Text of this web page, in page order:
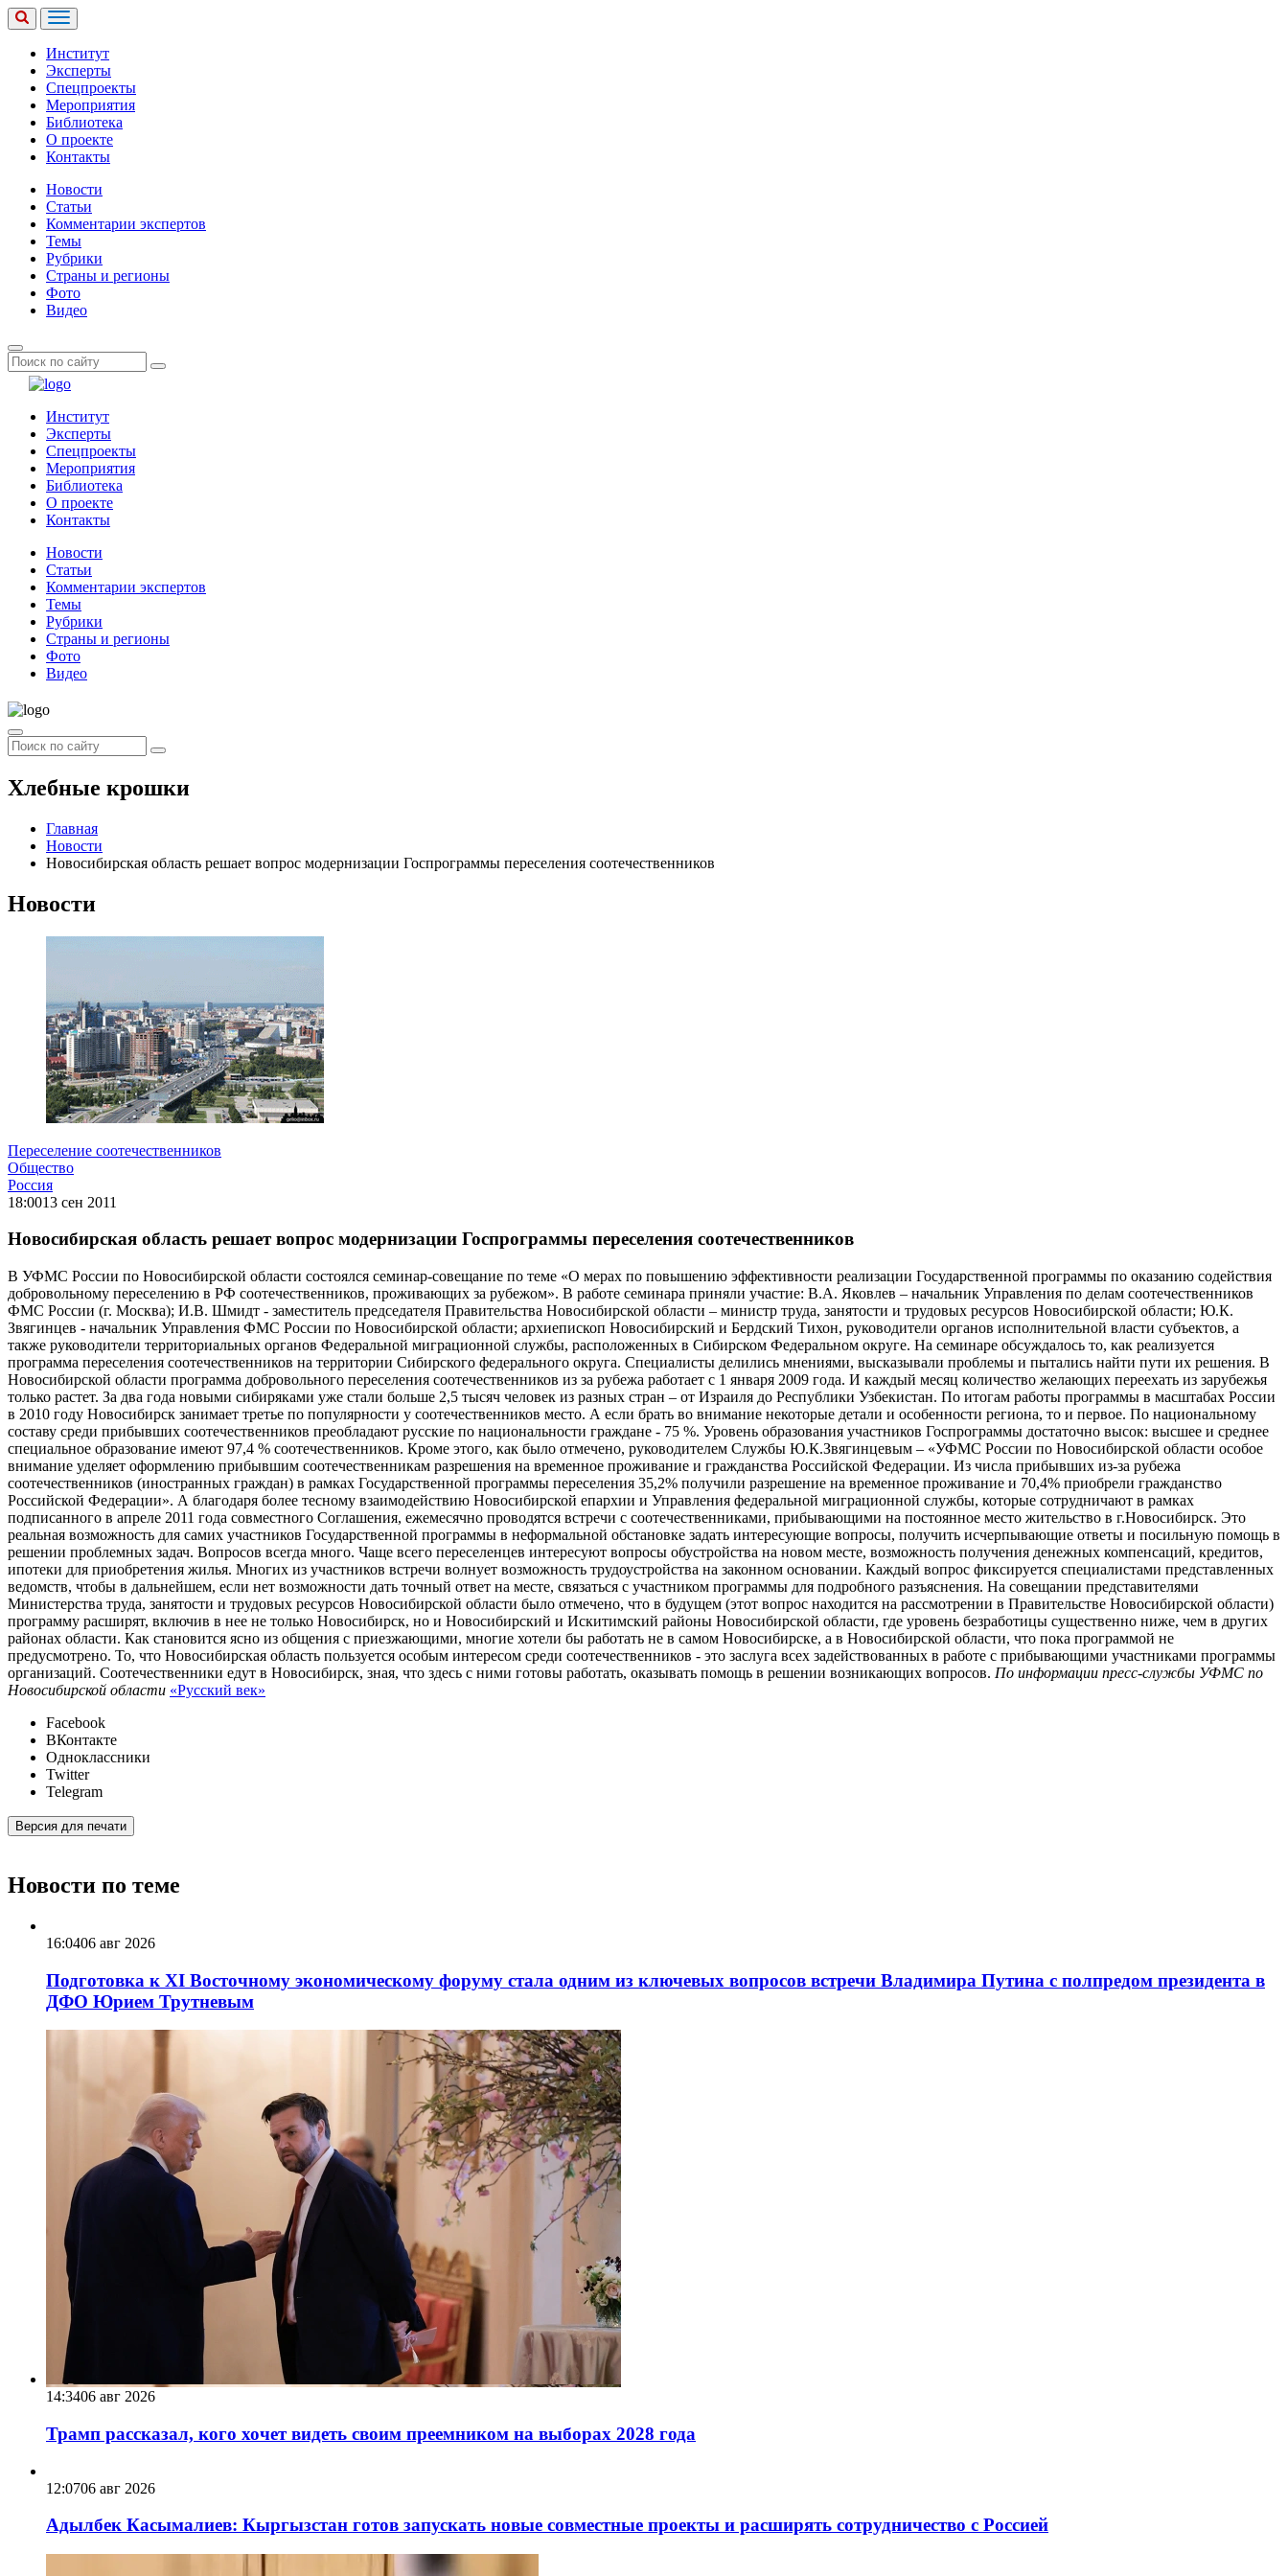
Институт
Эксперты
Спецпроекты
Мероприятия
Библиотека
О проекте
Контакты
Новости
Статьи
Комментарии экспертов
Темы
Рубрики
Страны и регионы
Фото
Видео
Институт
Эксперты
Спецпроекты
Мероприятия
Библиотека
О проекте
Контакты
Новости
Статьи
Комментарии экспертов
Темы
Рубрики
Страны и регионы
Фото
Видео
Хлебные крошки
Главная
Новости
Новосибирская область решает вопрос модернизации Госпрограммы переселения соотечественников
Новости
Переселение соотечественников
Общество
Россия
18:0013 сен 2011
Новосибирская область решает вопрос модернизации Госпрограммы переселения соотечественников
В УФМС России по Новосибирской области состоялся семинар-совещание по теме «О мерах по повышению эффективности реализации Государственной программы по оказанию содействия
добровольному переселению в РФ соотечественников, проживающих за рубежом». В работе семинара приняли участие: В.А. Яковлев – начальник Управления по делам соотечественников
ФМС России (г. Москва); И.В. Шмидт - заместитель председателя Правительства Новосибирской области – министр труда, занятости и трудовых ресурсов Новосибирской области; Ю.К.
Звягинцев - начальник Управления ФМС России по Новосибирской области; архиепископ Новосибирский и Бердский Тихон, руководители органов исполнительной власти субъектов, а
также руководители территориальных органов Федеральной миграционной службы, расположенных в Сибирском Федеральном округе. На семинаре обсуждалось то, как реализуется
программа переселения соотечественников на территории Сибирского федерального округа. Специалисты делились мнениями, высказывали проблемы и пытались найти пути их решения. В
Новосибирской области программа добровольного переселения соотечественников из за рубежа работает с 1 января 2009 года. И каждый месяц количество желающих переехать из зарубежья
только растет. За два года новыми сибиряками уже стали больше 2,5 тысяч человек из разных стран – от Израиля до Республики Узбекистан. По итогам работы программы в масштабах России
в 2010 году Новосибирск занимает третье по популярности у соотечественников место. А если брать во внимание некоторые детали и особенности региона, то и первое. По национальному
составу среди прибывших соотечественников преобладают русские по национальности граждане - 75 %. Уровень образования участников Госпрограммы достаточно высок: высшее и среднее
специальное образование имеют 97,4 % соотечественников. Кроме этого, как было отмечено, руководителем Службы Ю.К.Звягинцевым – «УФМС России по Новосибирской области особое
внимание уделяет оформлению прибывшим соотечественникам разрешения на временное проживание и гражданства Российской Федерации. Из числа прибывших из-за рубежа
соотечественников (иностранных граждан) в рамках Государственной программы переселения 35,2% получили разрешение на временное проживание и 70,4% приобрели гражданство
Российской Федерации». А благодаря более тесному взаимодействию Новосибирской епархии и Управления федеральной миграционной службы, которые сотрудничают в рамках
подписанного в апреле 2011 года совместного Соглашения, ежемесячно проводятся встречи с соотечественниками, прибывающими на постоянное место жительство в г.Новосибирск. Это
реальная возможность для самих участников Государственной программы в неформальной обстановке задать интересующие вопросы, получить исчерпывающие ответы и посильную помощь в
решении проблемных задач. Вопросов всегда много. Чаще всего переселенцев интересуют вопросы обустройства на новом месте, возможность получения денежных компенсаций, кредитов,
ипотеки для приобретения жилья. Многих из участников встречи волнует возможность трудоустройства на законном основании. Каждый вопрос фиксируется специалистами представленных
ведомств, чтобы в дальнейшем, если нет возможности дать точный ответ на месте, связаться с участником программы для подробного разъяснения. На совещании представителями
Министерства труда, занятости и трудовых ресурсов Новосибирской области было отмечено, что в будущем (этот вопрос находится на рассмотрении в Правительстве Новосибирской области)
программу расширят, включив в нее не только Новосибирск, но и Новосибирский и Искитимский районы Новосибирской области, где уровень безработицы существенно ниже, чем в других
районах области. Как становится ясно из общения с приезжающими, многие хотели бы работать не в самом Новосибирске, а в Новосибирской области, что пока программой не
предусмотрено. То, что Новосибирская область пользуется особым интересом среди соотечественников - это заслуга всех задействованных в работе с прибывающими участниками программы
организаций. Соотечественники едут в Новосибирск, зная, что здесь с ними готовы работать, оказывать помощь в решении возникающих вопросов. По информации пресс-службы УФМС по
Новосибирской области «Русский век»
Facebook
ВКонтакте
Одноклассники
Twitter
Telegram
Версия для печати
Новости по теме
16:0406 авг 2026
Подготовка к XI Восточному экономическому форуму стала одним из ключевых вопросов встречи Владимира Путина с полпредом президента в
ДФО Юрием Трутневым
14:3406 авг 2026
Трамп рассказал, кого хочет видеть своим преемником на выборах 2028 года
12:0706 авг 2026
Адылбек Касымалиев: Кыргызстан готов запускать новые совместные проекты и расширять сотрудничество с Россией